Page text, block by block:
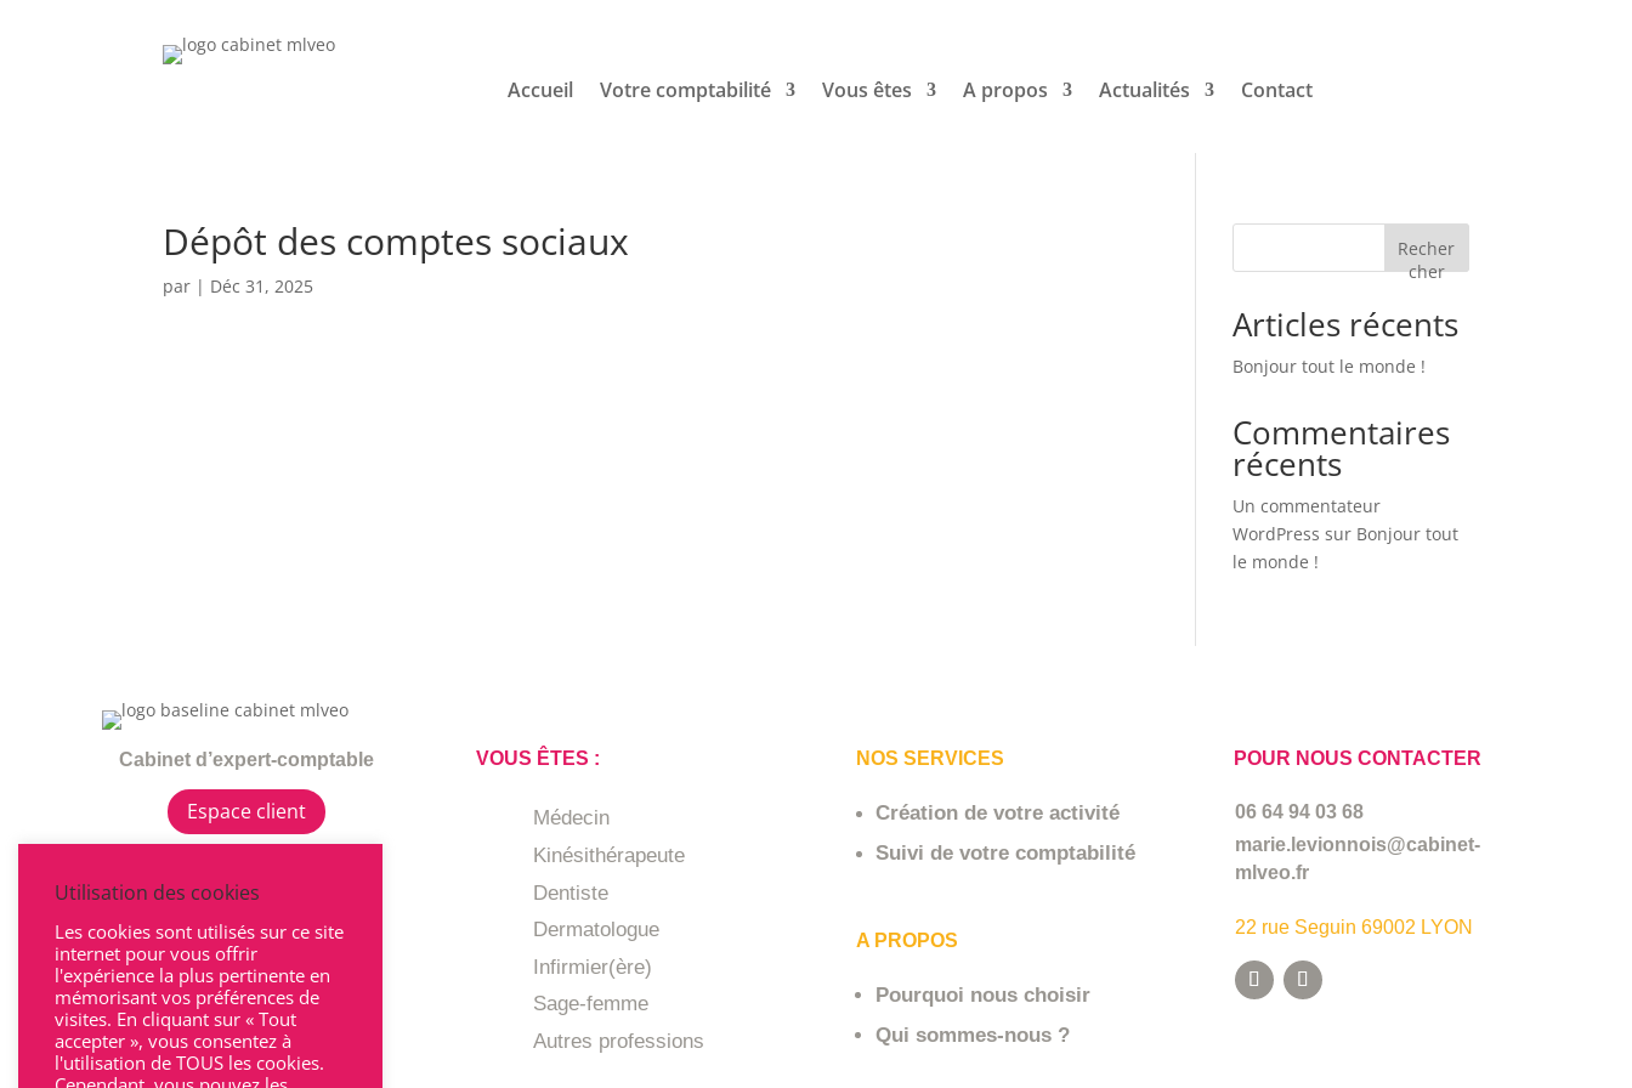
Accueil Votre comptabilité Vous êtes A propos Actualités Contact
Dépôt des comptes sociaux
par | Déc 31, 2025
Recher
cher
Articles récents
Bonjour tout le monde !
Commentaires
récents
Un commentateur
WordPress sur Bonjour tout
le monde !
Cabinet d’expert-comptable
Espace client
VOUS ÊTES :
Médecin
Kinésithérapeute
Dentiste
Dermatologue
Infirmier(ère)
Sage-femme
Autres professions
NOS SERVICES
Création de votre activité
Suivi de votre comptabilité
A PROPOS
Pourquoi nous choisir
Qui sommes-nous ?
POUR NOUS CONTACTER
06 64 94 03 68
marie.levionnois@cabinet-
mlveo.fr
22 rue Seguin 69002 LYON
Utilisation des cookies
Les cookies sont utilisés sur ce site
internet pour vous offrir
l'expérience la plus pertinente en
mémorisant vos préférences de
visites. En cliquant sur « Tout
accepter », vous consentez à
l'utilisation de TOUS les cookies.